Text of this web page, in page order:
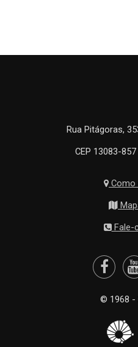
Rua Pitágoras,
CEP 13083-
Como
Fale-
© 1968 -